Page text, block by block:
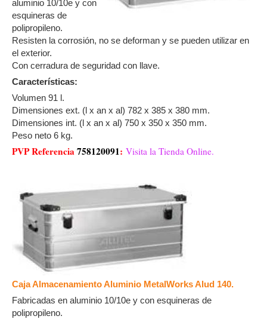
aluminio 10/10e y con
esquineras de
polipropileno.
Resisten la corrosión, no se deforman y se pueden utilizar en
el exterior.
Con cerradura de seguridad con llave.
Características:
Volumen 91 l.
Dimensiones ext. (l x an x al) 782 x 385 x 380 mm.
Dimensiones int. (l x an x al) 750 x 350 x 350 mm.
Peso neto 6 kg.
PVP Referencia758120091: Visita la Tienda Online.
Caja Almacenamiento Aluminio MetalWorks Alud 140.
Fabricadas en aluminio 10/10e y con esquineras de
polipropileno.